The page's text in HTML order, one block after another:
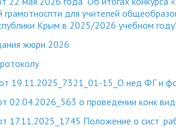
rрамотноспти для учителей
Крым в 2025/2026 учебном
жюри 2026
19.11.2025_7321_01-15_О нед ФГ и
02.04.2026_563 о проведении конк
17.11.2025_1745 Положение о сист